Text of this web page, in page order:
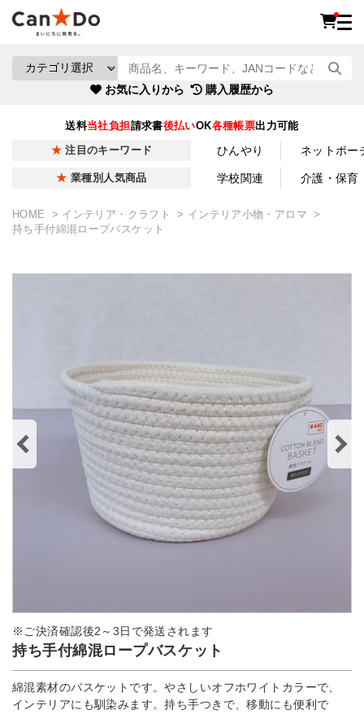
お気に入りから 購入履歴から
送料当社負担請求書後払いOK各種帳票出力可能
注目のキーワード ひんやり ネットポー
業種別人気商品 学校関連 介護・保育
HOME インテリア・クラフト
インテリア小物・アロマ
持ち手付綿混ロープバスケット
※ご決済確認後2～3日で発送されます
持ち手付綿混ロープバスケット
綿混素材のバスケットです。やさしいオフホワイトカラーで、
インテリアにも馴染みます。持ち手つきで、移動にも便利で